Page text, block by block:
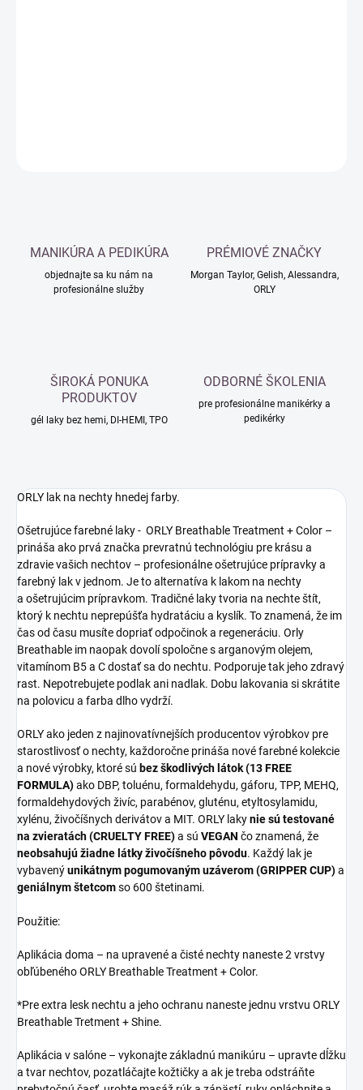
MANIKÚRA A PEDIKÚRA
objednajte sa ku nám na
profesionálne služby
PRÉMIOVÉ ZNAČKY
Morgan Taylor, Gelish, Alessandra,
ORLY
ŠIROKÁ PONUKA
PRODUKTOV
gél laky bez hemi, DI-HEMI, TPO
ODBORNÉ ŠKOLENIA
pre profesionálne manikérky a
pedikérky
ORLY lak na nechty hnedej farby.
Ošetrujúce farebné laky - ORLY Breathable Treatment + Color –
prináša ako prvá značka prevratnú technológiu pre krásu a
zdravie vašich nechtov – profesionálne ošetrujúce prípravky a
farebný lak v jednom. Je to alternatíva k lakom na nechty
a ošetrujúcim prípravkom. Tradičné laky tvoria na nechte štít,
ktorý k nechtu neprepúšťa hydratáciu a kyslík. To znamená, že im
čas od času musíte dopriať odpočinok a regeneráciu. Orly
Breathable im naopak dovolí spoločne s arganovým olejem,
vitamínom B5 a C dostať sa do nechtu. Podporuje tak jeho zdravý
rast. Nepotrebujete podlak ani nadlak. Dobu lakovania si skrátite
na polovicu a farba dlho vydrží.
ORLY ako jeden z najinovatívnejších producentov výrobkov pre
starostlivosť o nechty, každoročne prináša nové farebné kolekcie
a nové výrobky, ktoré sú bez škodlivých látok (13 FREE
FORMULA)ako DBP, toluénu, formaldehydu, gáforu, TPP, MEHQ,
formaldehydových živíc, parabénov, gluténu, etyltosylamidu,
xylénu, živočíšnych derivátov a MIT. ORLY lakynie sú testované
na zvieratách (CRUELTY FREE)a sú VEGAN čo znamená, že
neobsahujú žiadne látky živočíšneho pôvodu. Každý lak je
vybavenýunikátnym pogumovaným uzáverom (GRIPPER CUP)a
geniálnym štetcomso 600 štetinami.
Použitie:
Aplikácia doma – na upravené a čisté nechty naneste 2 vrstvy
obľúbeného ORLY Breathable Treatment + Color.
*Pre extra lesk nechtu a jeho ochranu naneste jednu vrstvu ORLY
Breathable Tretment + Shine.
Aplikácia v salóne – vykonajte základnú manikúru – upravte dĺžku
a tvar nechtov, pozatláčajte kožtičky a ak je treba odstráňte